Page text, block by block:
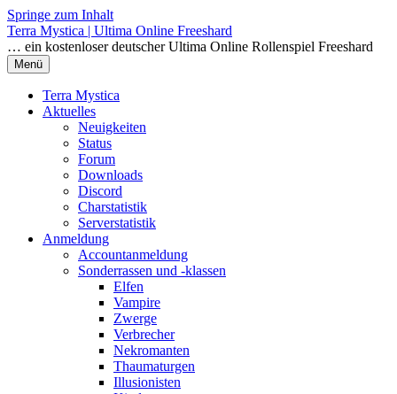
Springe zum Inhalt
Terra Mystica | Ultima Online Freeshard
… ein kostenloser deutscher Ultima Online Rollenspiel Freeshard
Menü
Terra Mystica
Aktuelles
Neuigkeiten
Status
Forum
Downloads
Discord
Charstatistik
Serverstatistik
Anmeldung
Accountanmeldung
Sonderrassen und -klassen
Elfen
Vampire
Zwerge
Verbrecher
Nekromanten
Thaumaturgen
Illusionisten